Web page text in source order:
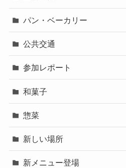
パン・ベーカリー
公共交通
参加レポート
和菓子
惣菜
新しい場所
新メニュー登場